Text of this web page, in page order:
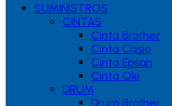
SUMINISTROS
CINTAS
Cinta Brother
Cinta Casio
Cinta Epson
Cinta Oki
DRUM
Drum Brother